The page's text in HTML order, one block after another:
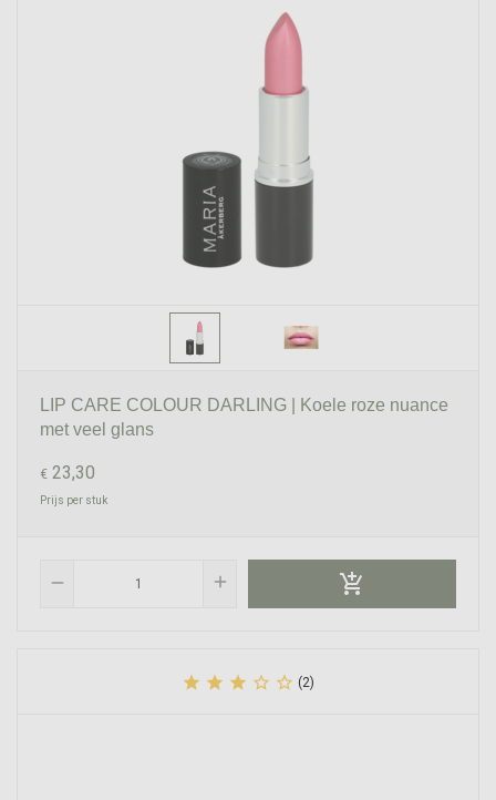
LIP CARE COLOUR DARLING | Koele roze nuance
met veel glans
€ 23,30
Prijs per stuk
remove add 
     (2)